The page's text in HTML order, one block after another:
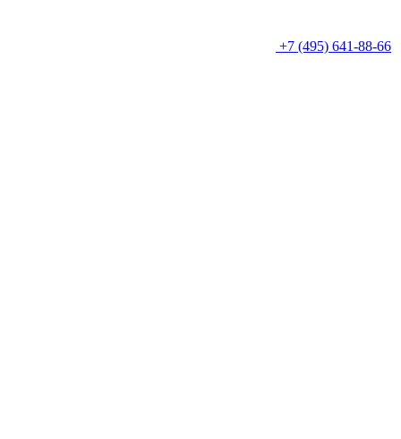
+7 (495) 641-88-66